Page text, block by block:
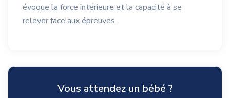
évoque la force intérieure et la capacité à se
relever face aux épreuves.
Vous attendez un bébé ?